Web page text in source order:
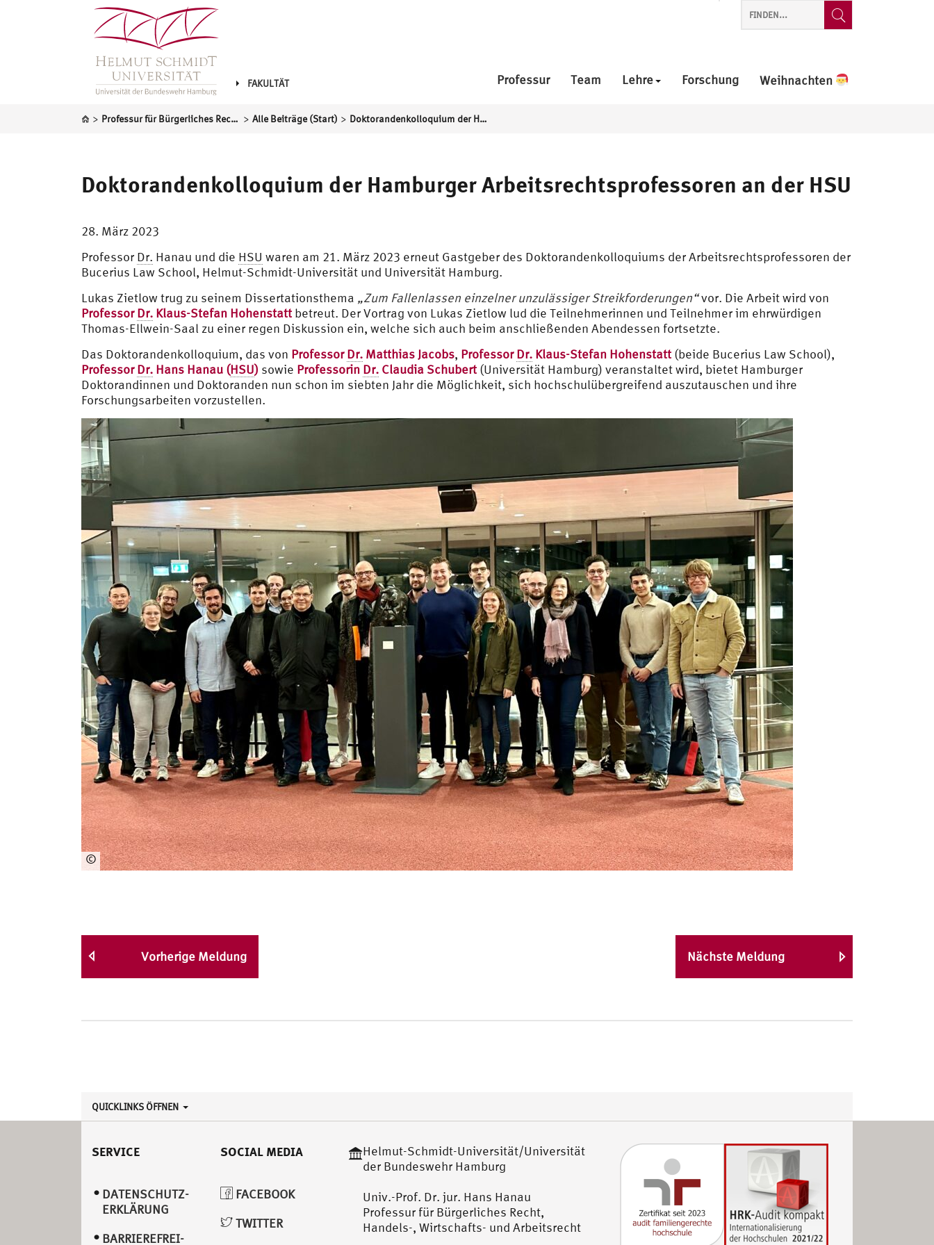
FAKULTÄT Professur Team Lehre Forschung Weihnachten
> Professur für Bürgerliches Recht, Handels-, Wirtschafts- und Arbeitsrecht > Alle Beiträge (Start) > Doktorandenkolloquium der Hamburger Arbeitsrechtsprofessoren an der HSU
Doktorandenkolloquium der Hamburger Arbeitsrechtsprofessoren an der HSU
28. März 2023
Professor Dr. Hanau und die HSU waren am 21. März 2023 erneut Gastgeber des Doktorandenkolloquiums der Arbeitsrechtsprofessoren der
Bucerius Law School, Helmut-Schmidt-Universität und Universität Hamburg.
Lukas Zietlow trug zu seinem Dissertationsthema „Zum Fallenlassen einzelner unzulässiger Streikforderungen“vor. Die Arbeit wird von
ProfessorDr. Klaus-Stefan Hohenstatt betreut. Der Vortrag von Lukas Zietlow lud die Teilnehmerinnen und Teilnehmer im ehrwürdigen
Thomas-Ellwein-Saal zu einer regen Diskussion ein, welche sich auch beim anschließenden Abendessen fortsetzte.
Das Doktorandenkolloquium, das von ProfessorDr. Matthias Jacobs, ProfessorDr. Klaus-Stefan Hohenstatt (beide Bucerius Law School),
ProfessorDr. Hans Hanau (HSU) sowie Professorin Dr. Claudia Schubert (Universität Hamburg) veranstaltet wird, bietet Hamburger
Doktorandinnen und Doktoranden nun schon im siebten Jahr die Möglichkeit, sich hochschulübergreifend auszutauschen und ihre
Forschungsarbeiten vorzustellen.
©
Matthias
Vorherige Meldung Nächste Meldung
QUICKLINKS ÖFFNEN
SERVICE
DATENSCHUTZ­
ERKLÄRUNG
BARRIEREFREI­
SOCIAL MEDIA
FACEBOOK
TWITTER
Helmut-Schmidt-Universität/Universität
der Bundeswehr Hamburg
Univ.-Prof. Dr. jur. Hans Hanau
Professur für Bürgerliches Recht,
Handels-, Wirtschafts- und Arbeitsrecht